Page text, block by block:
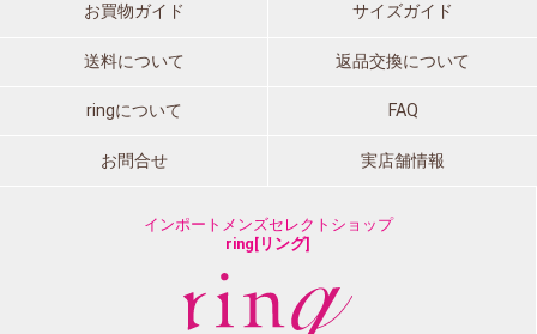
お買物ガイド サイズガイド
送料について 返品交換について
ringについて FAQ
お問合せ 実店舗情報
インポートメンズセレクトショップ
ring[リング]